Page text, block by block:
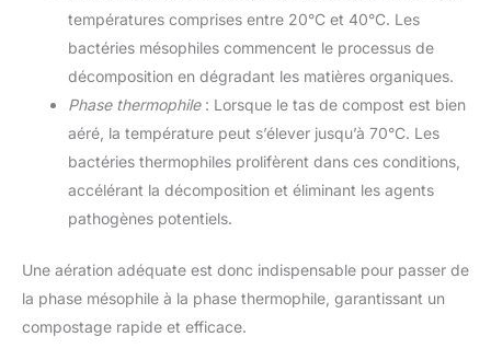
températures comprises entre 20°C et 40°C. Les
bactéries mésophiles commencent le processus de
décomposition en dégradant les matières organiques.
Phase thermophile: Lorsque le tas de compost est bien
aéré, la température peut s’élever jusqu’à 70°C. Les
bactéries thermophiles prolifèrent dans ces conditions,
accélérant la décomposition et éliminant les agents
pathogènes potentiels.
Une aération adéquate est donc indispensable pour passer de
la phase mésophile à la phase thermophile, garantissant un
compostage rapide et efficace.